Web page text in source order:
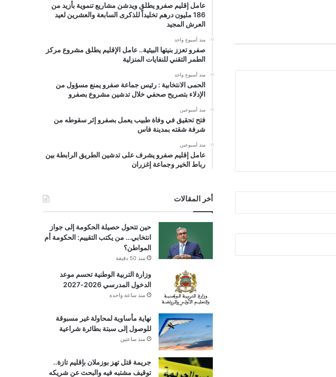
عامل إقليم صفرو يطلق ويدشن مشاريع تنموية بأزيد من
186 مليون درهم تخليداً للذكرى السابعة والعشرين لعيد
العرش المجيد
منذ أسبوع واحد
صفرو تعزز بنيتها البيئية.. عامل الإقليم يطلق مشروع مركز
الطمر التقني للنفايات المنزلية
منذ أسبوع واحد
الحمى الانتخابية : رئيس جماعة صفرو يمنع مسؤول من
الإدلاء بتصريح صحفي خلال تدشين مشروع بصفرو
منذ أسبوعين
فتح تحقيق في وفاة طبيب يعمل بصفرو إثر سقوطه من
شرفة شقته بمدينة فاس
منذ أسبوعين
عامل إقليم صفرو يشرف على تدشين الطريق الرابطة بين
رباط الخير وجماعة إغزران
أخر المقالات
حين تتحول حصيلة الحكومة إلى جواز
انتخابي… من يكتب التقييم: الحكومة أم
المواطن؟
منذ 50 دقيقة
وزارة التربية الوطنية تحسم موعد
الدخول المدرسي 2026-2027
منذ ساعة واحدة
نهاية مأساوية لمحاولة غير مسبوقة
للوصول إلى سبتة بطائرة شراعية
منذ ساعتين
جريمة قتل تهز بوزملان بإقليم تازة..
توقيف مشتبه فيه والبحث عن شريكه